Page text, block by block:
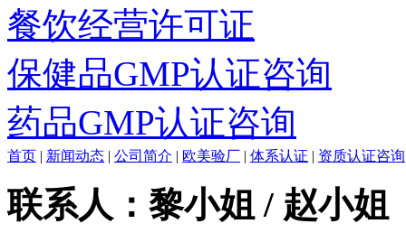
餐饮经营许可证
保健品GMP认证咨询
药品GMP认证咨询
首页 | 新闻动态 | 公司简介 | 欧美验厂 | 体系认证 | 资质认证咨询
联系人：黎小姐 / 赵